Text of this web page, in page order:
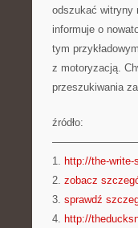
odszukać witryny
informuje o
tym
z motoryzacją.
przeszukiwania
źródło:
1. http://the-write-
2. zobacz
3. sprawdź
4. http://